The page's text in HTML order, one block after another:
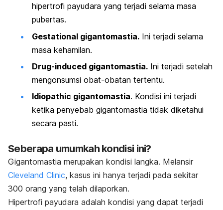
hipertrofi payudara yang terjadi selama masa
pubertas.
Gestational gigantomastia. Ini terjadi selama
masa kehamilan.
Drug-induced gigantomastia. Ini terjadi setelah
mengonsumsi obat-obatan tertentu.
Idiopathic gigantomastia. Kondisi ini terjadi
ketika penyebab gigantomastia tidak diketahui
secara pasti.
Seberapa umumkah kondisi ini?
Gigantomastia merupakan kondisi langka. Melansir
Cleveland Clinic, kasus ini hanya terjadi pada sekitar
300 orang yang telah dilaporkan.
Hipertrofi payudara adalah kondisi yang dapat terjadi